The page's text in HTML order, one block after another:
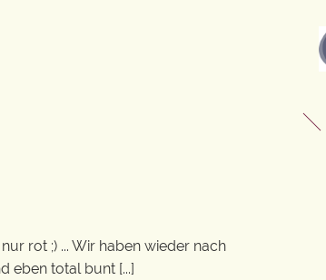
rot ;) ... Wir haben wieder nach
eben total bunt [...]